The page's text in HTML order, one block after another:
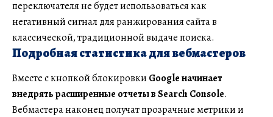
переключателя не будет использоваться как
негативный сигнал для ранжирования сайта в
классической, традиционной выдаче поиска.
Подробная статистика для вебмастеров
Вместе с кнопкой блокировки Google начинает
внедрять расширенные отчеты в Search Console.
Вебмастера наконец получат прозрачные метрики и